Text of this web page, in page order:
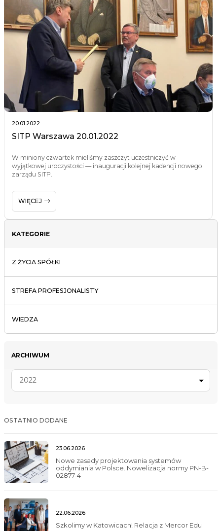
20.01.2022
SITP Warszawa 20.01.2022
W miniony czwartek mieliśmy zaszczyt uczestniczyć w
wyjątkowej uroczystości — inauguracji kolejnej kadencji nowego
zarządu SITP.
WIĘCEJ
KATEGORIE
Z ŻYCIA SPÓŁKI
STREFA PROFESJONALISTY
WIEDZA
ARCHIWUM
2022
OSTATNIO DODANE
23.06.2026
Nowe zasady projektowania systemów
oddymiania w Polsce. Nowelizacja normy PN-B-
02877-4
22.06.2026
Szkolimy w Katowicach! Relacja z Mercor Edu